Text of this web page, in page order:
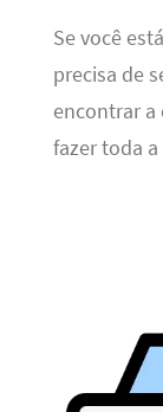
Se você
precisa de
encontrar a
fazer toda